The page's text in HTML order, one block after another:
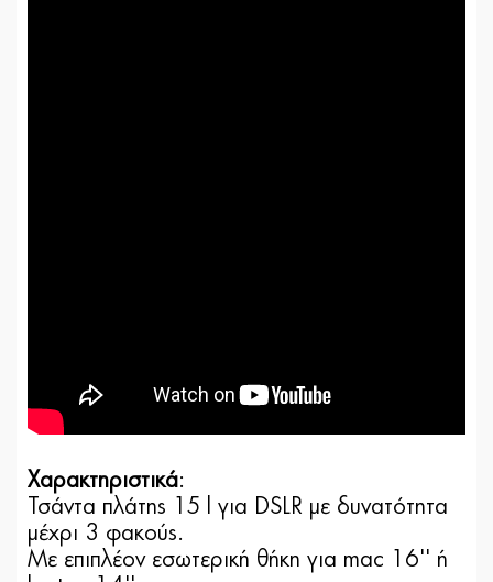
Χαρακτηριστικά:
Τσάντα πλάτης 15 l για DSLR με δυνατότητα
μέχρι 3 φακούς.
Με επιπλέον εσωτερική θήκη για mac 16'' ή